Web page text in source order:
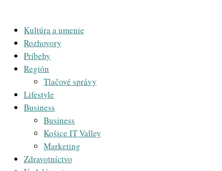
Kultúra a umenie
Rozhovory
Príbehy
Región
Tlačové správy
Lifestyle
Business
Business
Košice IT Valley
Marketing
Zdravotníctvo